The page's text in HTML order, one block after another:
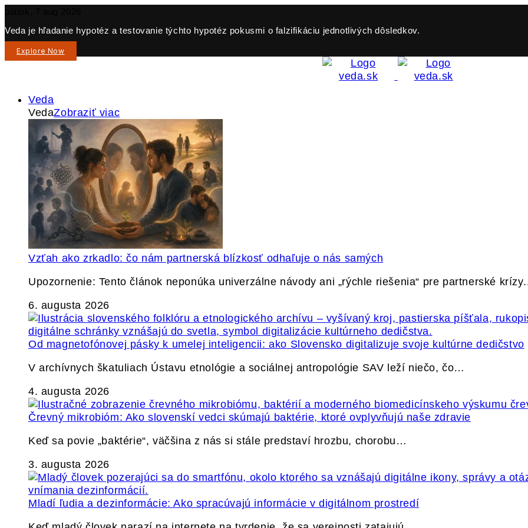
Veda je hľadanie hypotéz a testovanie týchto hypotéz pokusmi o falzifikáciu jednotlivých dôsledkov.
Explore Now
Veda
VedaZobraziť viac
Vzťah ako zrkadlo: čo nám partnerská blízkosť odhaľuje o nás samých
Upozornenie: Tento článok neponúka univerzálne návody ani „rýchle riešenia“ pre partnerské
6. augusta 2026
Od magnetofónovej pásky k umelej inteligencii: ako Slovensko digitalizuje svoje kultúrne dedičstvo
V archívnych škatuliach Ústavu etnológie a sociálnej antropológie SAV leží niečo, čo…
4. augusta 2026
Črevný mikrobióm: Ako slovenskí vedci skúmajú baktérie, ktoré ovplyvňujú naše zdravie
Keď sa povie „baktérie“, väčšina z nás si stále predstaví hrozbu, chorobu…
3. augusta 2026
Mladí ľudia a dezinformácie: Ako spracúvajú informácie v digitálnom prostredí